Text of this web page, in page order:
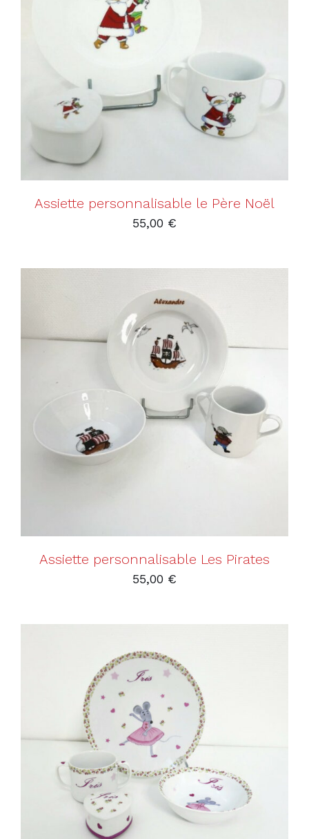
DÉTAILS
Assiette personnalisable le Père Noël
55,00 €
AJOUTER AU PANIER DÉTAILS
Assiette personnalisable Les Pirates
55,00 €
AJOUTER AU PANIER /